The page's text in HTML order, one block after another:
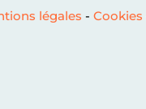
légales - Cookies